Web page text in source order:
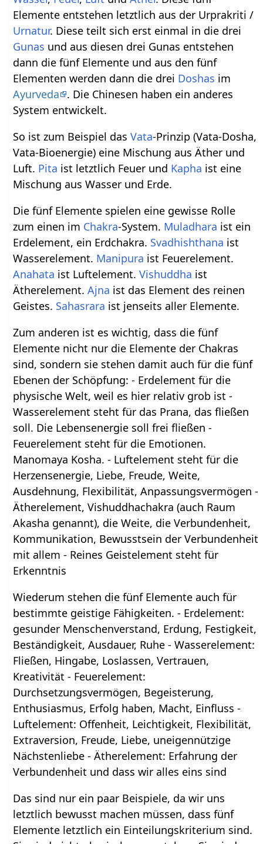
Elemente entstehen letztlich aus der Urprakriti /
Urnatur. Diese teilt sich erst einmal in die drei
Gunas und aus diesen drei Gunas entstehen
dann die fünf Elemente und aus den fünf
Elementen werden dann die drei Doshas im
Ayurveda
. Die Chinesen haben ein anderes
System entwickelt.
So ist zum Beispiel dasVata-Prinzip (Vata-Dosha,
Vata-Bioenergie) eine Mischung aus Äther und
Luft. Pita ist letztlich Feuer und Kapha ist eine
Mischung aus Wasser und Erde.
Die fünf Elemente spielen eine gewisse Rolle
zum einen im Chakra-System. Muladhara ist ein
Erdelement, ein Erdchakra. Svadhishthana ist
Wasserelement. Manipura ist Feuerelement.
Anahata ist Luftelement.Vishuddha ist
Ätherelement.Ajna ist das Element des reinen
Geistes. Sahasrara ist jenseits aller Elemente.
Zum anderen ist es wichtig, dass die fünf
Elemente nicht nur die Elemente der Chakras
sind, sondern sie stehen damit auch für die fünf
Ebenen der Schöpfung: - Erdelement für die
physische Welt, weil es hier relativ grob ist -
Wasserelement steht für das Prana, das fließen
soll. Die Lebensenergie soll frei fließen -
Feuerelement steht für die Emotionen.
Manomaya Kosha. - Luftelement steht für die
Herzensenergie, Liebe, Freude, Weite,
Ausdehnung, Flexibilität, Anpassungsvermögen -
Ätherelement, Vishuddhachakra (auch Raum
Akasha genannt), die Weite, die Verbundenheit,
Kommunikation, Bewusstsein der Verbundenheit
mit allem - Reines Geistelement steht für
Erkenntnis
Wiederum stehen die fünf Elemente auch für
bestimmte geistige Fähigkeiten. - Erdelement:
gesunder Menschenverstand, Erdung, Festigkeit,
Beständigkeit, Ausdauer, Ruhe - Wasserelement:
Fließen, Hingabe, Loslassen, Vertrauen,
Kreativität - Feuerelement:
Durchsetzungsvermögen, Begeisterung,
Enthusiasmus, Erfolg haben, Macht, Einfluss -
Luftelement: Offenheit, Leichtigkeit, Flexibilität,
Extraversion, Freude, Liebe, uneigennützige
Nächstenliebe - Ätherelement: Erfahrung der
Verbundenheit und dass wir alles eins sind
Das sind nur ein paar Beispiele, da wir uns
letztlich bewusst machen müssen, dass fünf
Elemente letztlich ein Einteilungskriterium sind.